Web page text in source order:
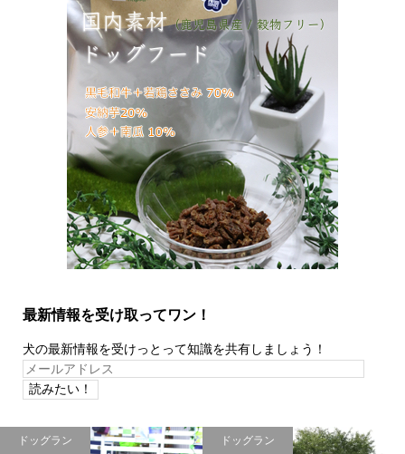
最新情報を受け取ってワン！
犬の最新情報を受けっとって知識を共有しましょう！
メ
ー
ア
ド
ドッグラン ドッグラン